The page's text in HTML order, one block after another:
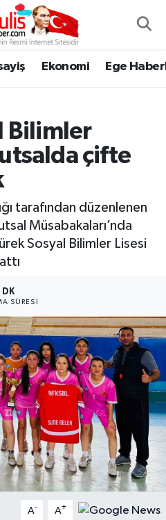
Ekonomi Ege
Bilimler
çifte
tarafından düzenlenen
Müsabakaları’nda
Sosyal Bilimler Lisesi
DK
SÜRESI
A- A+
Haritası
ve Fikstür